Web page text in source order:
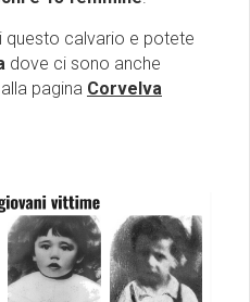
questo calvario e potete
dove ci sono anche
pagina Corvelva